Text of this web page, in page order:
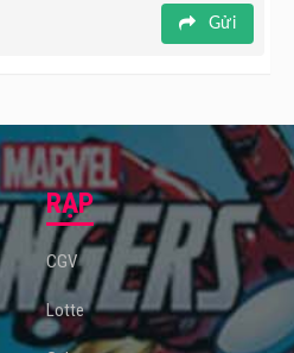
Gửi
RẠP
CGV
Lotte